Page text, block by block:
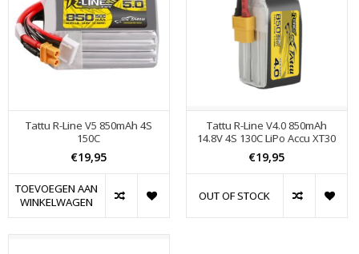
Tattu R-Line V5 850mAh 4S
150C
€19,95
TOEVOEGEN AAN
WINKELWAGEN
Tattu R-Line V4.0 850mAh
14.8V 4S 130C LiPo Accu XT30
€19,95
OUT OF STOCK